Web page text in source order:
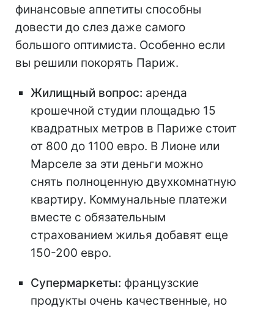
финансовые аппетиты способны
довести до слез даже самого
большого оптимиста. Особенно если
вы решили покорять Париж.
Жилищный вопрос: аренда
крошечной студии площадью 15
квадратных метров в Париже стоит
от 800 до 1100 евро. В Лионе или
Марселе за эти деньги можно
снять полноценную двухкомнатную
квартиру. Коммунальные платежи
вместе с обязательным
страхованием жилья добавят еще
150-200 евро.
Супермаркеты: французские
продукты очень качественные, но